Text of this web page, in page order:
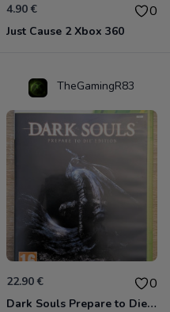
4.90 € 0
Just Cause 2 Xbox 360
TheGamingR83
22.90 € 0
Dark Souls Prepare to Die Edition XBOX 360